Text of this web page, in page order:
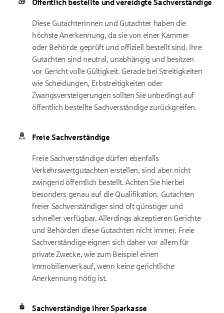
Öffentlich bestellte und vereidigte Sachverständige
Diese Gutachterinnen und Gutachter haben die
höchste Anerkennung, da sie von einer Kammer
oder Behörde geprüft und offiziell bestellt sind. Ihre
Gutachten sind neutral, unabhängig und besitzen
vor Gericht volle Gültigkeit. Gerade bei Streitigkeiten
wie Scheidungen, Erbstreitigkeiten oder
Zwangsversteigerungen sollten Sie unbedingt auf
öffentlich bestellte Sachverständige zurückgreifen.
Freie Sachverständige
Freie Sachverständige dürfen ebenfalls
Verkehrswertgutachten erstellen, sind aber nicht
zwingend öffentlich bestellt. Achten Sie hierbei
besonders genau auf die Qualifikation. Gutachten
freier Sachverständiger sind oft günstiger und
schneller verfügbar. Allerdings akzeptieren Gerichte
und Behörden diese Gutachten nicht immer. Freie
Sachverständige eignen sich daher vor allem für
private Zwecke, wie zum Beispiel einen
Immobilienverkauf, wenn keine gerichtliche
Anerkennung nötig ist.
Sachverständige Ihrer Sparkasse